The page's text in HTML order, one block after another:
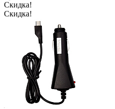
Скидка!
Скидка!